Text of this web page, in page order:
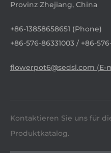
Provinz Zhejiang, China
+86-13858658651 (Phone)
+86-576-86331003 / +86-
flowerpot6@sedsl.com (E-
Kontaktieren Sie uns für
Produktkatalog.